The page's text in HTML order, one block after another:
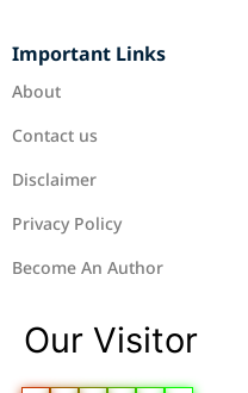
Important Links
About
Contact us
Disclaimer
Privacy Policy
Become An Author
Our Visitor